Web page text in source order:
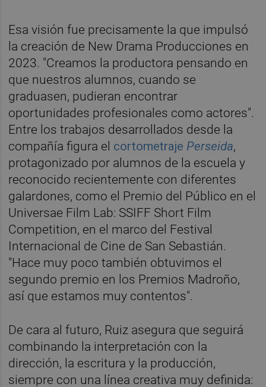
Esa visión fue precisamente la que impulsó
la creación de New Drama Producciones en
2023. "Creamos la productora pensando en
que nuestros alumnos, cuando se
graduasen, pudieran encontrar
oportunidades profesionales como actores".
Entre los trabajos desarrollados desde la
compañía figura el cortometraje Perseida,
protagonizado por alumnos de la escuela y
reconocido recientemente con diferentes
galardones, como el Premio del Público en el
Universae Film Lab: SSIFF Short Film
Competition, en el marco del Festival
Internacional de Cine de San Sebastián.
"Hace muy poco también obtuvimos el
segundo premio en los Premios Madroño,
así que estamos muy contentos".
De cara al futuro, Ruiz asegura que seguirá
combinando la interpretación con la
dirección, la escritura y la producción,
siempre con una línea creativa muy definida: